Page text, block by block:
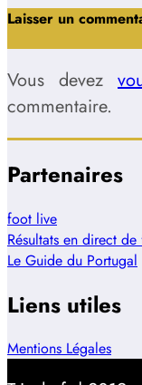
Laisser un
Vous devez
commentaire.
Partenaires
foot live
Résultats en direct
Le Guide du Portugal
Liens utiles
Mentions Légales